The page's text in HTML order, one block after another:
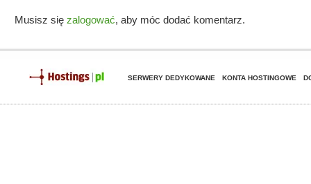
Musisz się zalogować, aby móc dodać komentarz.
SERWERY DEDYKOWANE KONTA HOSTINGOWE